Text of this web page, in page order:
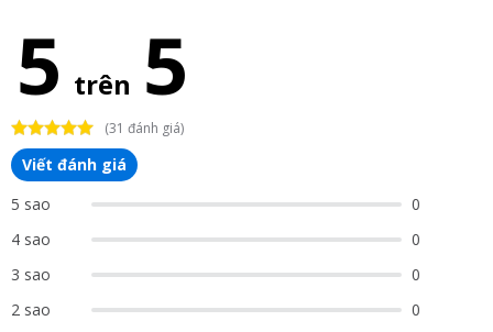
5 trên 5
(31 đánh giá)
Viết đánh giá
5 sao
0
4 sao
0
3 sao
0
2 sao
0